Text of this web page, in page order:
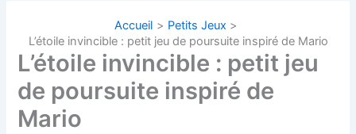
Accueil
Petits Jeux
L’étoile invincible : petit jeu de poursuite inspiré de Mario
L’étoile invincible : petit jeu
de poursuite inspiré de
Mario